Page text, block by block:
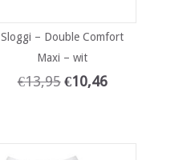
Sloggi – Double Comfort
Maxi – wit
€13,95 €10,46